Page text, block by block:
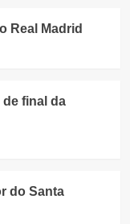
Real Madrid
final da
do Santa